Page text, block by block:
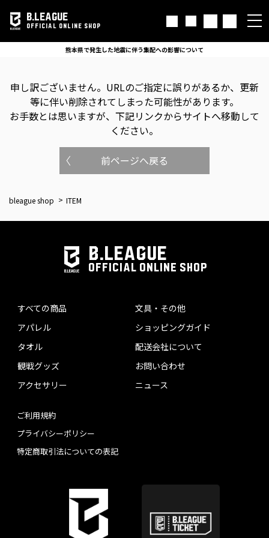
B.LEAGUE
OFFICIAL ONLINE SHOP
熊本県で発生した地震に伴う集配への影響について
申し訳ございません。 URLのご指定に誤りがあるか、更新
等に伴い削除されてしまった可能性があります。
お手数とは思いますが、下記リンクからサイトへ移動して
ください。
前ページへ戻る
bleague shop ITEM
B.LEAGUE
OFFICIAL ONLINE SHOP
すべての商品
アパレル
タオル
観戦グッズ
アクセサリー
文具・その他
ショッピングガイド
配送会社について
お問い合わせ
ニュース
ご利用規約
プライバシーポリシー
特定商取引法についての表記